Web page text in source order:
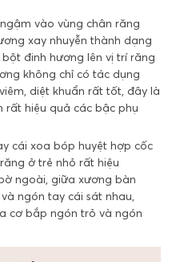
vào vùng chân răng
xay nhuyễn thành dạng
đinh hương lên vị trí răng
không chỉ có tác dụng
diệt khuẩn rất tốt, đây là
rất hiệu quả các bậc phụ
cái xoa bóp huyệt hợp cốc
ở trẻ nhỏ rất hiệu
ngoài, giữa xương bàn
ngón tay cái sát nhau,
cơ bắp ngón trỏ và ngón